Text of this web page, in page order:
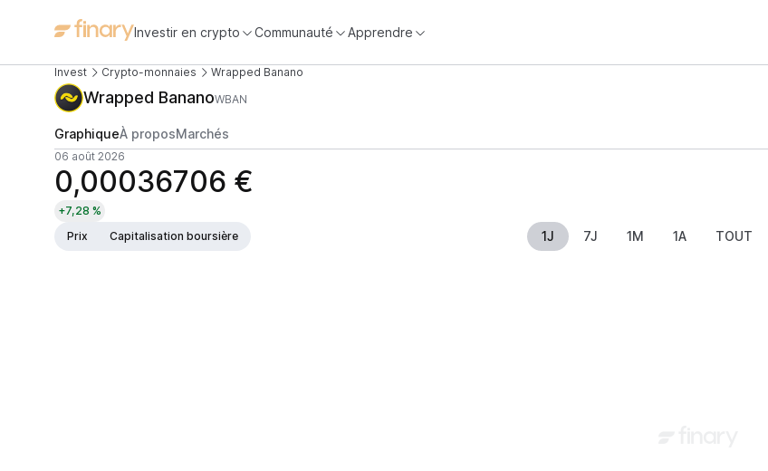
Investir en crypto Communauté Apprendre
Invest Crypto-monnaies Wrapped Banano
Wrapped BananoWBAN
GraphiqueÀ proposMarchés
06 août 2026
0,00036706 €
+7,28 %
Prix
Capitalisation boursière 1J 7J 1M 1A TOUT